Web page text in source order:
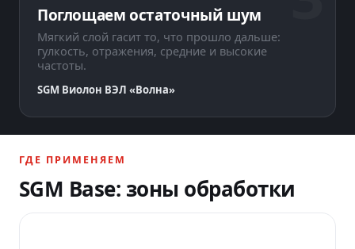
Поглощаем остаточный шум
Мягкий слой гасит то, что прошло дальше:
гулкость, отражения, средние и высокие
частоты.
SGM Виолон ВЭЛ «Волна»
ГДЕ ПРИМЕНЯЕМ
SGM Base: зоны обработки